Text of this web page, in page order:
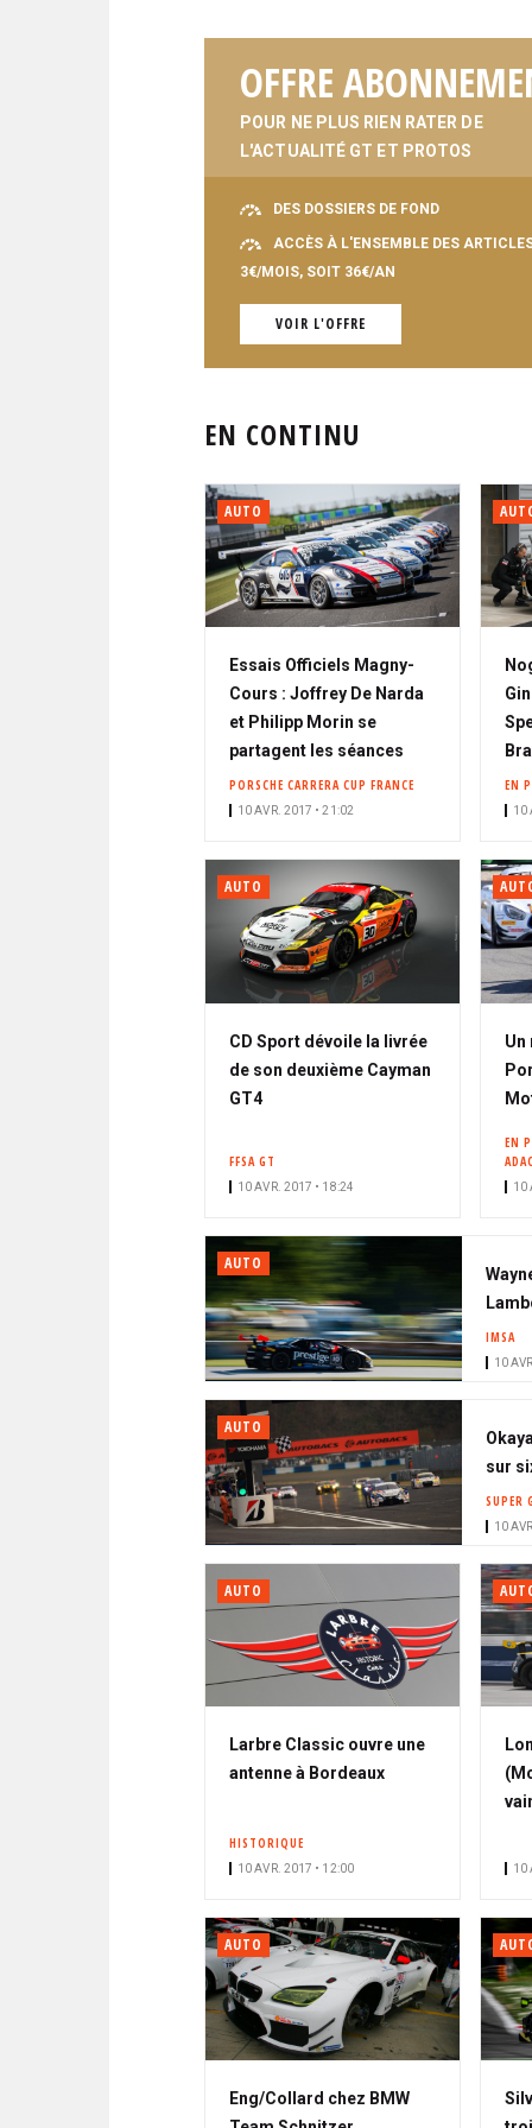
OFFRE
POUR NE PLUS RIEN RATER DE
L'ACTUALITÉ GT ET PROTOS
DES DOSSIERS DE FOND
ACCÈS À L'ENSEMBLE DES
3€/MOIS, SOIT 36€/AN
VOIR L'OFFRE
EN CONTINU
AUTO
Essais Officiels Magny-
Cours : Joffrey De Narda
et Philipp Morin se
partagent les séances
PORSCHE CARRERA CUP FRANCE
10 AVR. 2017 • 21:02
EN
10
AUTO
CD Sport dévoile la livrée
de son deuxième Cayman
GT4
FFSA GT
10 AVR. 2017 • 18:24
Un
EN
10
AUTO
IMSA
10
AUTO
sur
SUPER
10
AUTO
Larbre Classic ouvre une
antenne à Bordeaux
HISTORIQUE
10 AVR. 2017 • 12:00 10
AUTO
Eng/Collard chez BMW